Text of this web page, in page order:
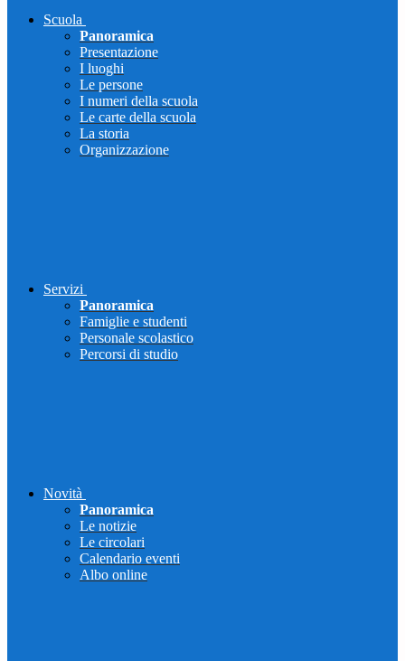
Scuola
Panoramica
Presentazione
I luoghi
Le persone
I numeri della scuola
Le carte della scuola
La storia
Organizzazione
Servizi
Panoramica
Famiglie e studenti
Personale scolastico
Percorsi di studio
Novità
Panoramica
Le notizie
Le circolari
Calendario eventi
Albo online